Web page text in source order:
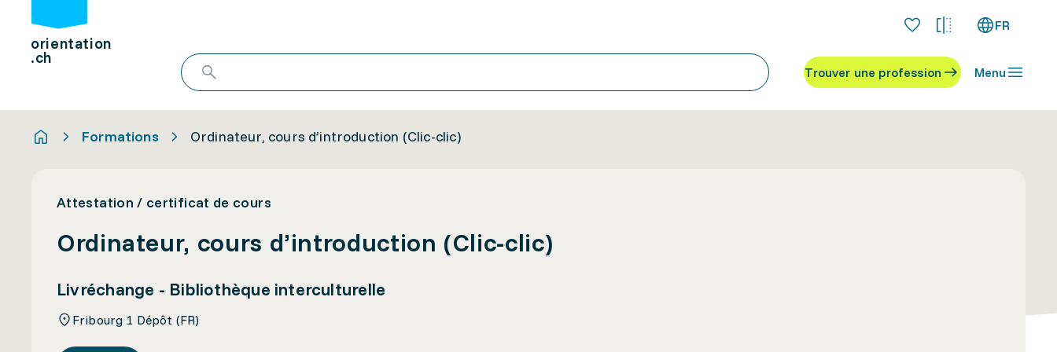
orientation
.ch
FR
Trouver une profession Menu
Formations Ordinateur, cours d’introduction (Clic-clic)
Attestation / certificat de cours
Ordinateur, cours d’introduction (Clic-clic)
Livréchange - Bibliothèque interculturelle
Fribourg 1 Dépôt (FR)